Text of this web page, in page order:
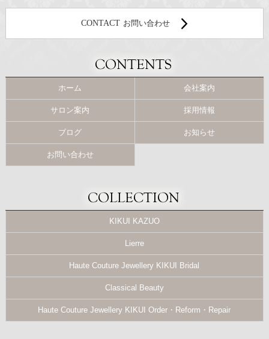
CONTACT お問い合わせ
ホーム 会社案内
サロン案内 採用情報
ブログ お知らせ
お問い合わせ
KIKUI KAZUO
Lierre
Haute Couture Jewellery KIKUI Bridal
Classical Beauty
Haute Couture Jewellery KIKUI Order・Reform・Repair